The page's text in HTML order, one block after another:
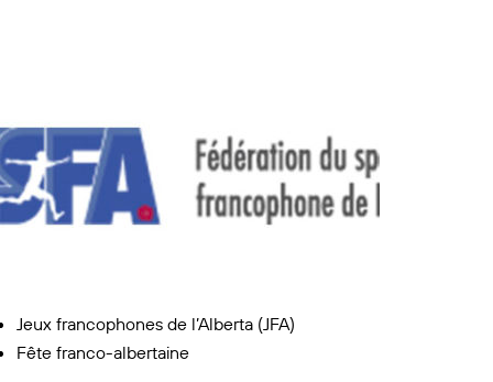
Jeux francophones de l’Alberta (JFA)
Fête franco-albertaine